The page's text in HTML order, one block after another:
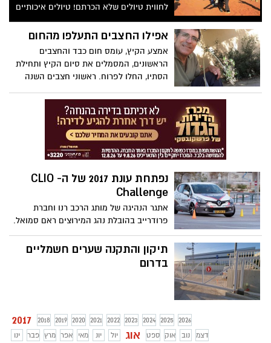
לחווית טיולים שלא הכרתם! טיולים איכותיים
בארץ ובעולם שיקחו אותך צעד אחד קדימה
אפילו החצבים התעלפו מהחום
אמצע הקיץ, עומס חום כבד והחצבים
הראשונים, המסמלים את סיום הקיץ ותחילת
הסתיו, החלו לפרוח. ראשוני חצבים השנה
מהחום.
נפתחת עונת 2017 של ה- CLIO
Challenge
אתגר הנהיגה של מותג הרכב רנו וחברת
פרודרייב בהובלת נהג המירוצים ראם סמואל.
לאחר עונה מסעירה ומלאת אתגרים הוחלט
על השקת עונה נוספת ל-CLIO Challenge
אתגר הנהיגה של מותג הרכב רנו וחברת
תיקון והתקנה שערים חשמליים
בדרום
2017 2018 2019 2020 2021 2022 2023 2024 2025
2026
ינו
פבר מרץ אפר מאי יונ יול אוג ספט אוק נוב
דצמ